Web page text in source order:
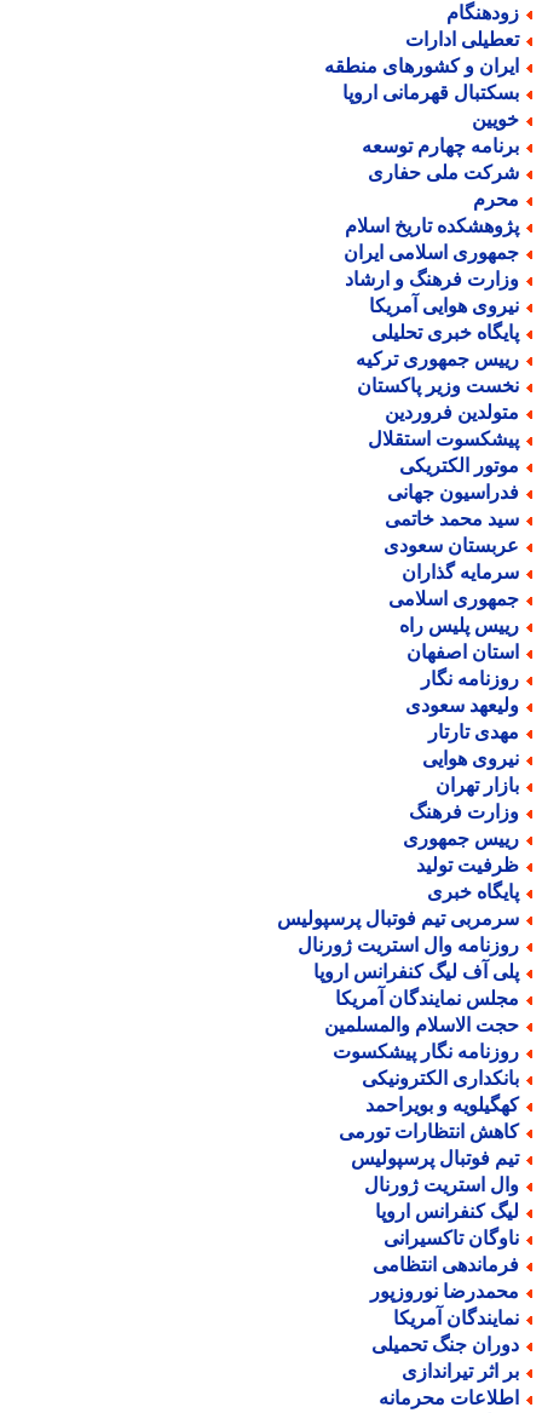
ادارات
و کشورهای منطقه
قهرمانی اروپا
چهارم توسعه
ملی حفاری
تاریخ اسلام
اسلامی ایران
فرهنگ و ارشاد
هوایی آمریکا
خبری تحلیلی
جمهوری ترکیه
وزیر پاکستان
فروردین
استقلال
الکتریکی
جهانی
محمد خاتمی
سعودی
گذاران
اسلامی
پلیس راه
اصفهان
نگار
سعودی
تارتار
هوایی
تهران
فرهنگ
جمهوری
تولید
خبری
تیم فوتبال پرسپولیس
وال استریت ژورنال
آف لیگ کنفرانس اروپا
نمایندگان آمریکا
الاسلام والمسلمین
نگار پیشکسوت
الکترونیکی
و بویراحمد
انتظارات تورمی
فوتبال پرسپولیس
استریت ژورنال
کنفرانس اروپا
تاکسیرانی
انتظامی
نوروزپور
آمریکا
جنگ تحمیلی
اثر تیراندازی
محرمانه